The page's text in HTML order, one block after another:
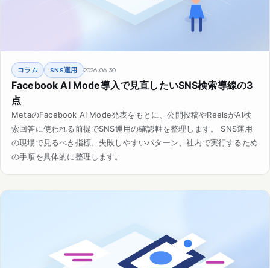
コラム SNS運用 2026.06.30
Facebook AI Mode導入で見直したいSNS検索導線の3
点
MetaのFacebook AI Mode発表をもとに、公開投稿やReelsがAI検
索回答に使われる前提でSNS運用の確認軸を整理します。 SNS運用
の現場で見るべき指標、失敗しやすいパターン、社内で実行するため
の手順を具体的に整理します。